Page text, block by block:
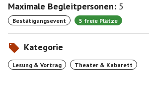
Maximale Begleitpersonen: 5
Bestätigungsevent 5 freie Plätze
Kategorie
Lesung & Vortrag Theater & Kabarett